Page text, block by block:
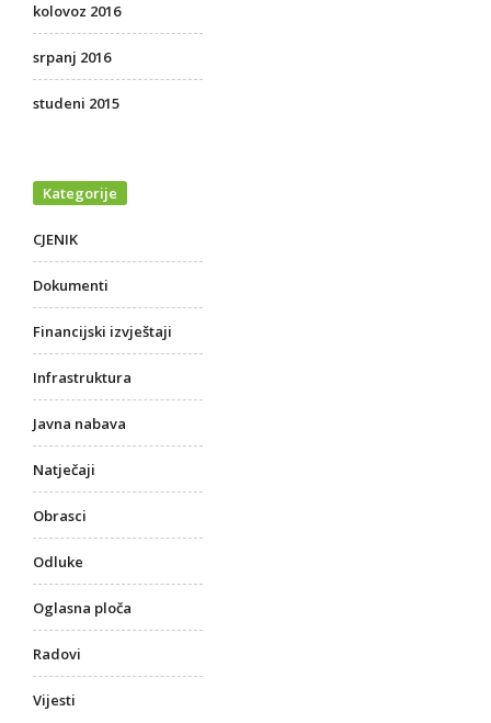
kolovoz 2016
srpanj 2016
studeni 2015
Kategorije
CJENIK
Dokumenti
Financijski izvještaji
Infrastruktura
Javna nabava
Natječaji
Obrasci
Odluke
Oglasna ploča
Radovi
Vijesti